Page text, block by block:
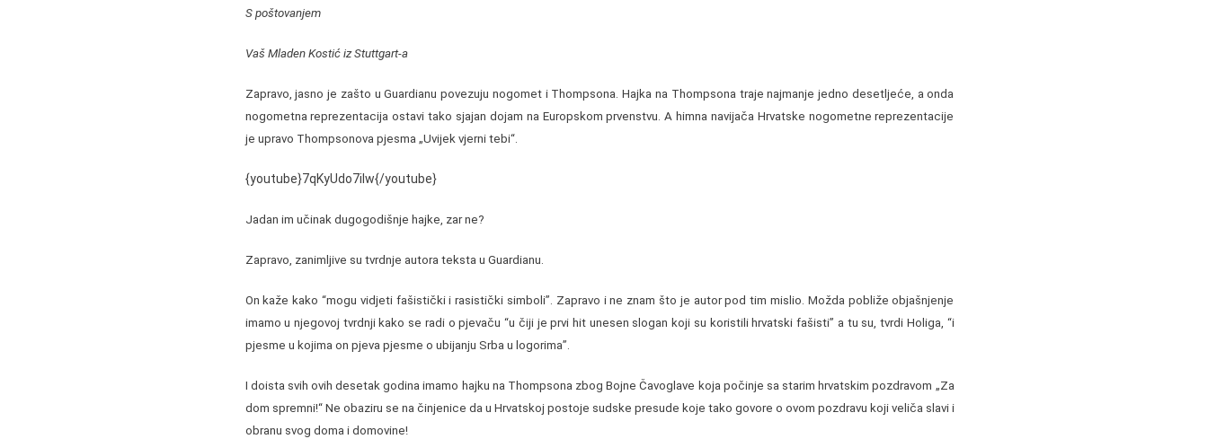
S poštovanjem
Vaš Mladen Kostić iz Stuttgart-a
Zapravo, jasno je zašto u Guardianu povezuju nogomet i Thompsona. Hajka na Thompsona traje najmanje jedno desetljeće, a onda
nogometna reprezentacija ostavi tako sjajan dojam na Europskom prvenstvu. A himna navijača Hrvatske nogometne reprezentacije
je upravo Thompsonova pjesma „Uvijek vjerni tebi“.
{youtube}7qKyUdo7iIw{/youtube}
Jadan im učinak dugogodišnje hajke, zar ne?
Zapravo, zanimljive su tvrdnje autora teksta u Guardianu.
On kaže kako “mogu vidjeti fašistički i rasistički simboli”. Zapravo i ne znam što je autor pod tim mislio. Možda pobliže objašnjenje
imamo u njegovoj tvrdnji kako se radi o pjevaču “u čiji je prvi hit unesen slogan koji su koristili hrvatski fašisti” a tu su, tvrdi Holiga, “i
pjesme u kojima on pjeva pjesme o ubijanju Srba u logorima”.
I doista svih ovih desetak godina imamo hajku na Thompsona zbog Bojne Čavoglave koja počinje sa starim hrvatskim pozdravom „Za
dom spremni!“ Ne obaziru se na činjenice da u Hrvatskoj postoje sudske presude koje tako govore o ovom pozdravu koji veliča slavi i
obranu svog doma i domovine!